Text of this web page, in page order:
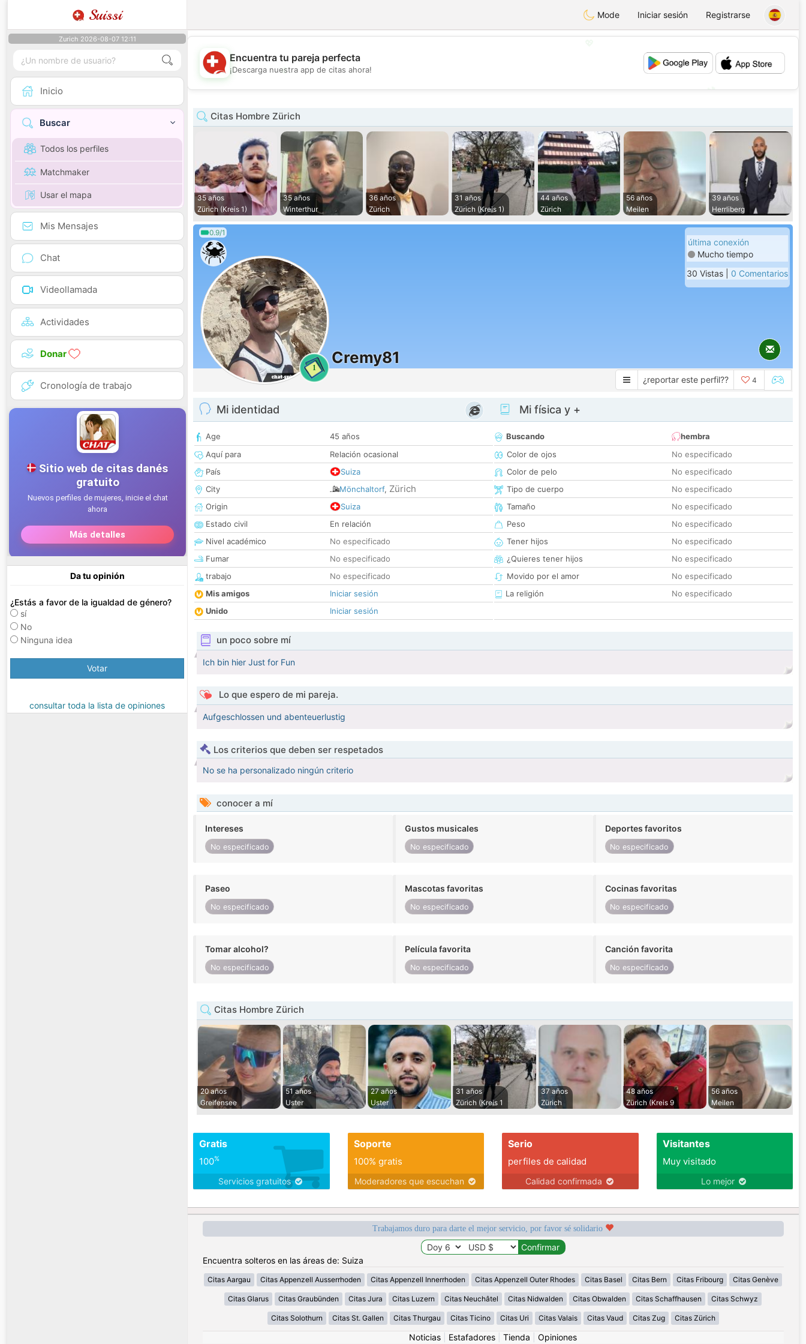
Suissi Mode Iniciar sesión Registrarse
Zurich 2026-08-07 12:11
Inicio
Buscar
Todos los perfiles
Matchmaker
Usar el mapa
Mis Mensajes
Chat
Videollamada
Actividades
Donar
Cronología de trabajo
Da tu opinión
¿Estás a favor de la igualdad de género?
sí
No
Ninguna idea
Votar
consultar toda la lista de opiniones
💕
Encuentra tu pareja perfecta
¡Descarga nuestra app de citas ahora!
Citas Hombre Zürich
35 años
Zürich (Kreis 1)
35 años
Winterthur
36 años
Zürich
31 años
Zürich (Kreis 1)
44 años
Zürich
56 años
Meilen
39 años
Herrliberg
0.9/1
1
Cremy81
última conexión
Mucho tiempo
30 Vistas | 0 Comentarios
¿reportar este perfil?? 4
Mi identidad
Age
45 años
Aquí para
Relación ocasional
País
Suiza
City
Mönchaltorf, Zürich
Origin
Suiza
Estado civil
En relación
Nivel académico
No especificado
Fumar
No especificado
trabajo
No especificado
Mis amigos
Iniciar sesión
Unido
Iniciar sesión
Mi física y +
Buscando
hembra
Color de ojos
No especificado
Color de pelo
No especificado
Tipo de cuerpo
No especificado
Tamaño
No especificado
Peso
No especificado
Tener hijos
No especificado
¿Quieres tener hijos
No especificado
Movido por el amor
No especificado
La religión
No especificado
un poco sobre mí
Ich bin hier Just for Fun
Lo que espero de mi pareja.
Aufgeschlossen und abenteuerlustig
Los criterios que deben ser respetados
No se ha personalizado ningún criterio
conocer a mí
Intereses
No especificado
Gustos musicales
No especificado
Deportes favoritos
No especificado
Paseo
No especificado
Mascotas favoritas
No especificado
Cocinas favoritas
No especificado
Tomar alcohol?
No especificado
Película favorita
No especificado
Canción favorita
No especificado
Citas Hombre Zürich
20 años
Greifensee
51 años
Uster
27 años
Uster
31 años
Zürich (Kreis 1
37 años
Zürich
48 años
Zürich (Kreis 9
56 años
Meilen
Gratis
100%
Servicios gratuitos
Soporte
100% gratis
Moderadores que escuchan
Serio
perfiles de calidad
Calidad confirmada
Visitantes
Muy visitado
Lo mejor
Trabajamos duro para darte el mejor servicio, por favor sé solidario
Encuentra solteros en las áreas de: Suiza
Citas Aargau Citas Appenzell Ausserrhoden Citas Appenzell Innerrhoden Citas Appenzell Outer Rhodes Citas Basel Citas Bern Citas Fribourg Citas Genève
Citas Glarus Citas Graubünden Citas Jura Citas Luzern Citas Neuchâtel Citas Nidwalden Citas Obwalden Citas Schaffhausen Citas Schwyz
Citas Solothurn Citas St. Gallen Citas Thurgau Citas Ticino Citas Uri Citas Valais Citas Vaud Citas Zug Citas Zürich
Noticias Estafadores Tienda Opiniones